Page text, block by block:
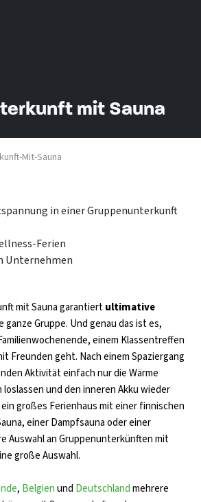
mit Sauna
Mit-Sauna
in einer Gruppenunterkunft
Ferien
Unternehmen
mit Sauna garantiertultimative
ganze Gruppe. Und genau das ist es,
einem Klassentreffen
Freunden geht. Nach einem Spaziergang
Aktivität einfach nur die Wärme
und den inneren Akku wieder
großes Ferienhaus mit einer finnischen
einer Dampfsauna oder einer
Auswahl an Gruppenunterkünften mit
große Auswahl.
, Belgienund Deutschlandmehrere